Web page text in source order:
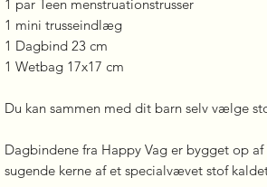
1 par Teen menstruationstrusser
1 mini trusseindlæg
1 Dagbind 23 cm
1 Wetbag 17x17 cm
Du kan sammen med dit barn selv vælge
Dagbindene fra Happy Vag er bygget op
sugende kerne af et specialvævet stof